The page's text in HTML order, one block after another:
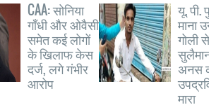
CAA: सोनिया
गाँधी और ओवैसी
समेत कई लोगों
के खिलाफ केस
दर्ज, लगे गंभीर
आरोप
यू. पी.
माना
गोली
अनस
मारा